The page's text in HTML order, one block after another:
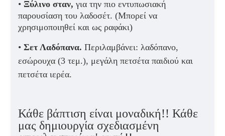
• Ξύλινο σταν, για την πιο εντυπωσιακή
παρουσίαση του λαδοσέτ. (Μπορεί να
χρησιμοποιηθεί και ως ραφάκι)
• Σετ Λαδόπανα. Περιλαμβάνει: λαδόπανο,
εσώρουχα (3 τεμ.), μεγάλη πετσέτα παιδιού και
πετσέτα ιερέα.
Κάθε βάπτιση είναι μοναδική!! Κάθε
μας δημιουργία σχεδιασμένη